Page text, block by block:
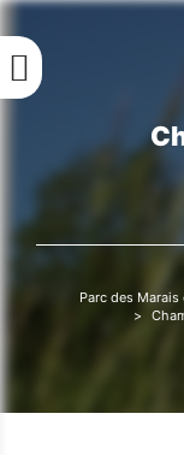
Aller
contenu
principal
Fil
d'Ariane
d'Ariane
Parc des